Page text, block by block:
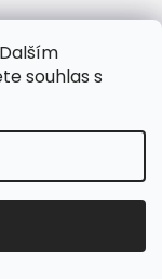
souhlas s